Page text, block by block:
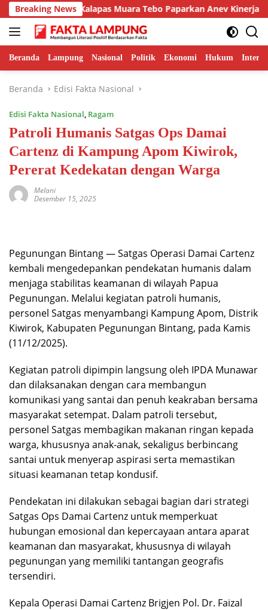
Langsung
ke
konten
Breaking NewsKalapas Muara Tebo Paparkan Anev Kinerja
Beranda Lampung Nasional Politik Ekonomi Hukum
Beranda Edisi Fakta Nasional
Edisi Fakta Nasional, Ragam
Patroli Humanis Satgas Ops Damai
Cartenz di Kampung Apom Kiwirok,
Pererat Kedekatan dengan Warga
Melani
Desember 15, 2025
Pegunungan Bintang — Satgas Operasi Damai Cartenz
kembali mengedepankan pendekatan humanis dalam
menjaga stabilitas keamanan di wilayah Papua
Pegunungan. Melalui kegiatan patroli humanis,
personel Satgas menyambangi Kampung Apom, Distrik
Kiwirok, Kabupaten Pegunungan Bintang, pada Kamis
(11/12/2025).
Kegiatan patroli dipimpin langsung oleh IPDA Munawar
dan dilaksanakan dengan cara membangun
komunikasi yang santai dan penuh keakraban bersama
masyarakat setempat. Dalam patroli tersebut,
personel Satgas membagikan makanan ringan kepada
warga, khususnya anak-anak, sekaligus berbincang
santai untuk menyerap aspirasi serta memastikan
situasi keamanan tetap kondusif.
Pendekatan ini dilakukan sebagai bagian dari strategi
Satgas Ops Damai Cartenz untuk memperkuat
hubungan emosional dan kepercayaan antara aparat
keamanan dan masyarakat, khususnya di wilayah
pegunungan yang memiliki tantangan geografis
tersendiri.
Kepala Operasi Damai Cartenz Brigjen Pol. Dr. Faizal